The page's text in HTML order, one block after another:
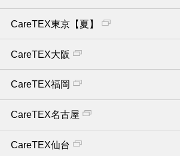
CareTEX東京【夏】
CareTEX大阪
CareTEX福岡
CareTEX名古屋
CareTEX仙台